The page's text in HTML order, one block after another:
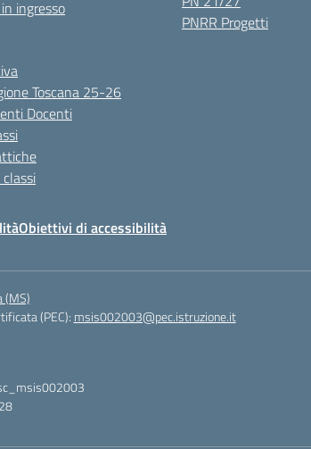
ingresso
Toscana 25-26
Docenti
PNRR Progetti
Obiettivi di accessibilità
(MS)
(PEC): msis002003@pec.istruzione.it